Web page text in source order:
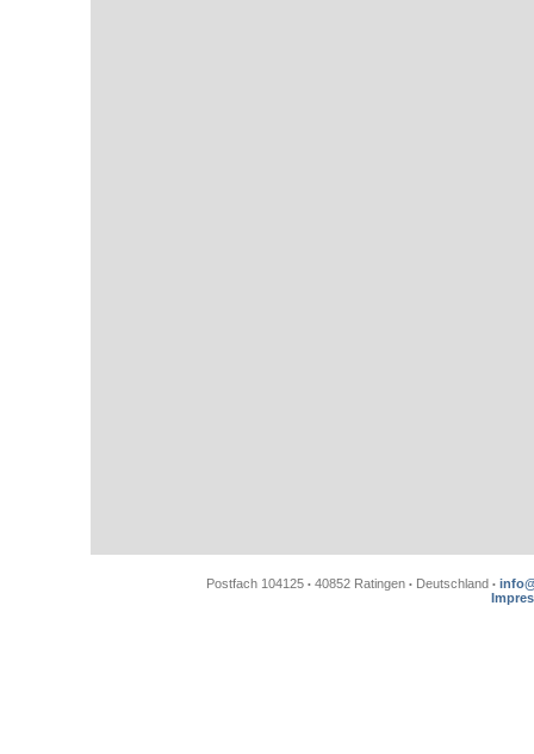
Postfach 104125• 40852 Ratingen• Deutschland•